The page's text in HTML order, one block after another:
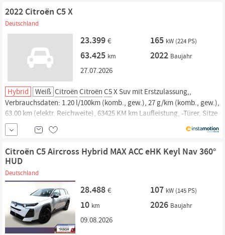
2022 Citroën C5 X
Deutschland
23.399 € 165 kW (224 PS)
63.425 km 2022 Baujahr
27.07.2026
Hybrid Weiß Citroën Citroën C5X Suv mit Erstzulassung,,
Verbrauchsdaten: 1.20 l/100km (komb., gew.), 27 g/km (komb., gew.),
63.00 km (elektr. Reichweite), 63425 KM km Laufleistung, -Türer, Sitze
und. Jetzt bei instamotion online kaufen oder günstig finanzieren.
Nur geprüfte Fahrzeuge mit Garantie, 14 Tage Rückgaberecht und...
Citroën C5 Aircross Hybrid MAX ACC eHK Keyl Nav 360°
HUD
Deutschland
28.488 € 107 kW (145 PS)
10 km 2026 Baujahr
09.08.2026